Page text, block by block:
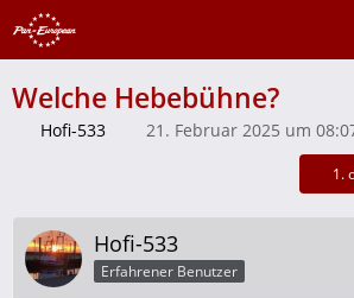
Welche Hebebühne?
Hofi-533 21. Februar 2025 um
1.
Hofi-533
Erfahrener Benutzer